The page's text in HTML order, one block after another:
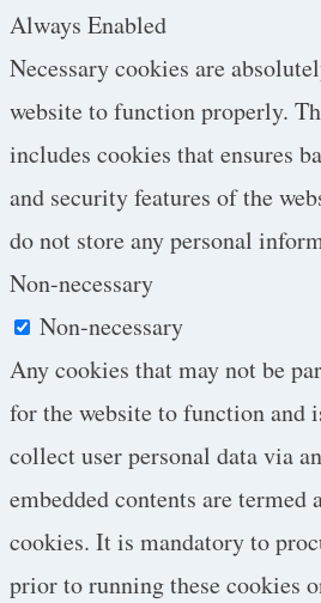
Always Enabled
Necessary cookies are
website to function properly.
includes cookies that ensures
and security features of the
do not store any personal
Non-necessary
Non-necessary
Any cookies that may not be
for the website to function and
collect user personal data via
embedded contents are termed
cookies. It is mandatory to
prior to running these cookies